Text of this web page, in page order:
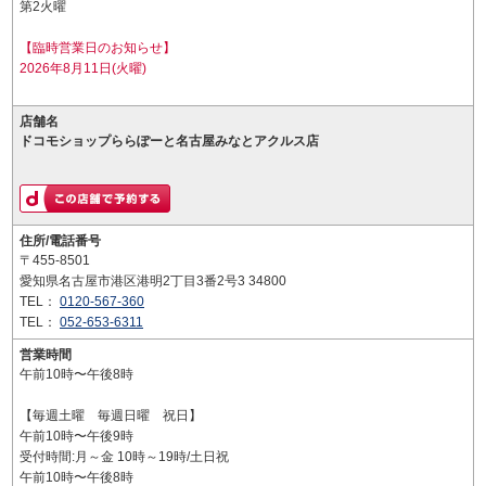
第2火曜
【臨時営業日のお知らせ】
2026年8月11日(火曜)
店舗名
ドコモショップららぽーと名古屋みなとアクルス店
住所/電話番号
〒455-8501
愛知県名古屋市港区港明2丁目3番2号3 34800
TEL： 0120-567-360
TEL： 052-653-6311
営業時間
午前10時〜午後8時
【毎週土曜 毎週日曜 祝日】
午前10時〜午後9時
受付時間:月～金 10時～19時/土日祝
午前10時〜午後8時